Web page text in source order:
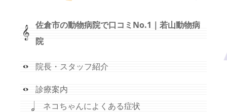
佐倉市の動物病院で口コミNo.1｜若山動物病
院
院長・スタッフ紹介
診療案内
ネコちゃんによくある症状